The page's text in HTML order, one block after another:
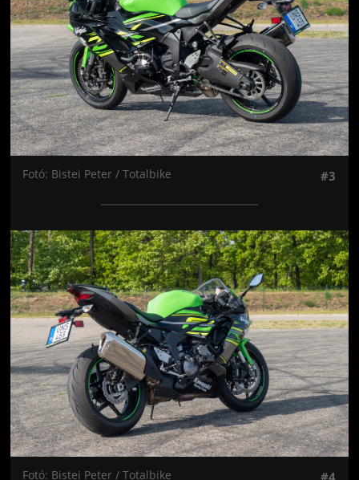
Fotó: Bistei Peter / Totalbike #3
Jön még kép!
Fotó: Bistei Peter / Totalbike #4